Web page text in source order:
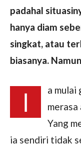
padahal
hanya diam
singkat, atau
biasanya.
I
a mulai
Yang
ia sendiri tidak